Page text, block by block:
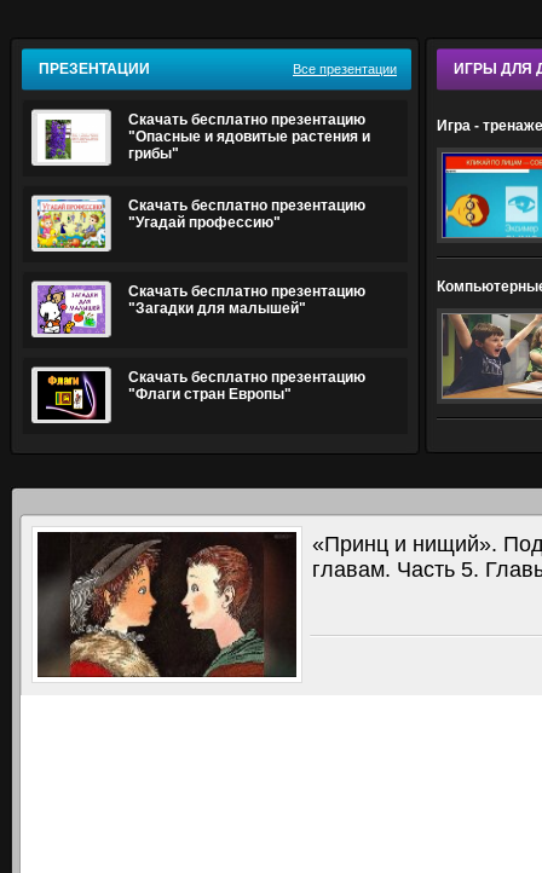
ПРЕЗЕНТАЦИИ Все презентации
Скачать бесплатно презентацию
"Опасные и ядовитые растения и
грибы"
Скачать бесплатно презентацию
"Угадай профессию"
Скачать бесплатно презентацию
"Загадки для малышей"
Скачать бесплатно презентацию
"Флаги стран Европы"
ИГРЫ ДЛЯ
Игра -
«Принц и нищий».
главам. Часть 5.